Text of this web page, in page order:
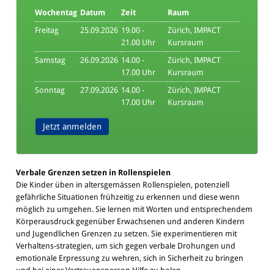
Wochentag Datum Zeit
Raum
Freitag
25.09.2026 19.00 -
21.00 Uhr
Zürich, IMPACT
Kursraum
Samstag
26.09.2026 14.00 -
17.00 Uhr
Zürich, IMPACT
Kursraum
Sonntag
27.09.2026 14.00 -
17.00 Uhr
Zürich, IMPACT
Kursraum
Jetzt anmelden
Verbale Grenzen setzen in Rollenspielen
Die Kinder üben in altersgemässen Rollenspielen, potenziell
gefährliche Situationen frühzeitig zu erkennen und diese wenn
möglich zu umgehen. Sie lernen mit Worten und entsprechendem
Körperausdruck gegenüber Erwachsenen und anderen Kindern
und Jugendlichen Grenzen zu setzen. Sie experimentieren mit
Verhaltens-strategien, um sich gegen verbale Drohungen und
emotionale Erpressung zu wehren, sich in Sicherheit zu bringen